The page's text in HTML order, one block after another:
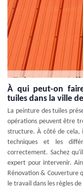
À qui peut-on
tuiles dans la ville
La peinture des tuiles
opérations peuvent être
structure. À côté de
techniques et les
correctement. Sachez
expert pour intervenir.
Rénovation & Couverture
le travail dans les règles